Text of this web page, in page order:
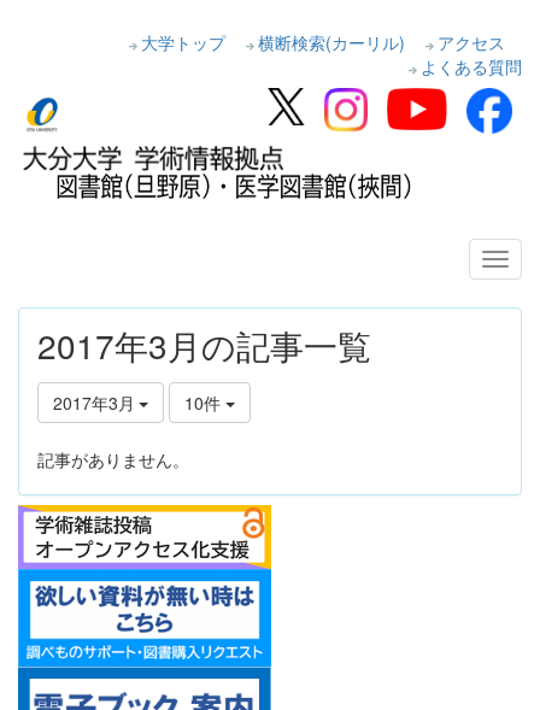
大学トップ 横断検索(カーリル)
アクセス
よくある質問
2017年3月の記事一覧
2017年3月 10件
記事がありません。